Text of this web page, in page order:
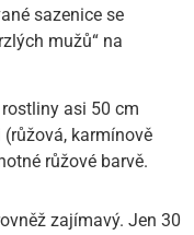
sazenice se
mužů“ na
asi 50 cm
karmínově
růžové barvě.
zajímavý. Jen 30